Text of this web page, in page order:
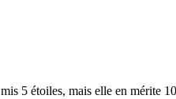
5 étoiles, mais elle en mérite